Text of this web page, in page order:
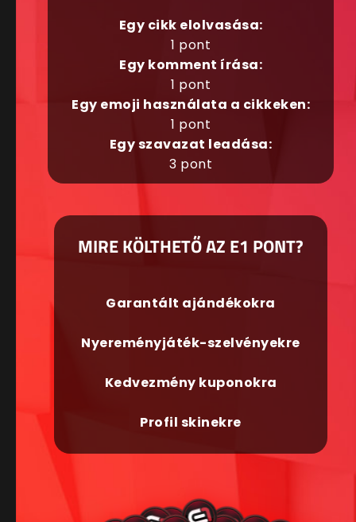
Egy cikk elolvasása:
1 pont
Egy komment írása:
1 pont
Egy emoji használata a cikkeken:
1 pont
Egy szavazat leadása:
3 pont
MIRE KÖLTHETŐ AZ E1 PONT?
Garantált ajándékokra
Nyereményjáték-szelvényekre
Kedvezmény kuponokra
Profil skinekre